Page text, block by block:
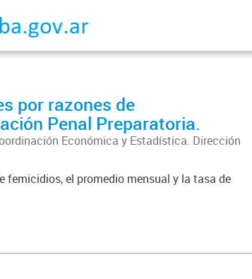
por razones de
Penal Preparatoria.
Económica y Estadística. Dirección
el promedio mensual y la tasa de